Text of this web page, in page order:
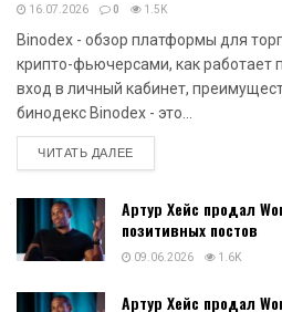
16.07.2026 0 1.5K
Binodex - обзор платформы для
крипто-фьючерсами, как работает
вход в личный кабинет,
бинодекс Binodex - это...
ЧИТАТЬ ДАЛЕЕDETAILS
Артур Хейс продал
позитивных постов
09.06.2026 1.6K
Артур Хейс продал